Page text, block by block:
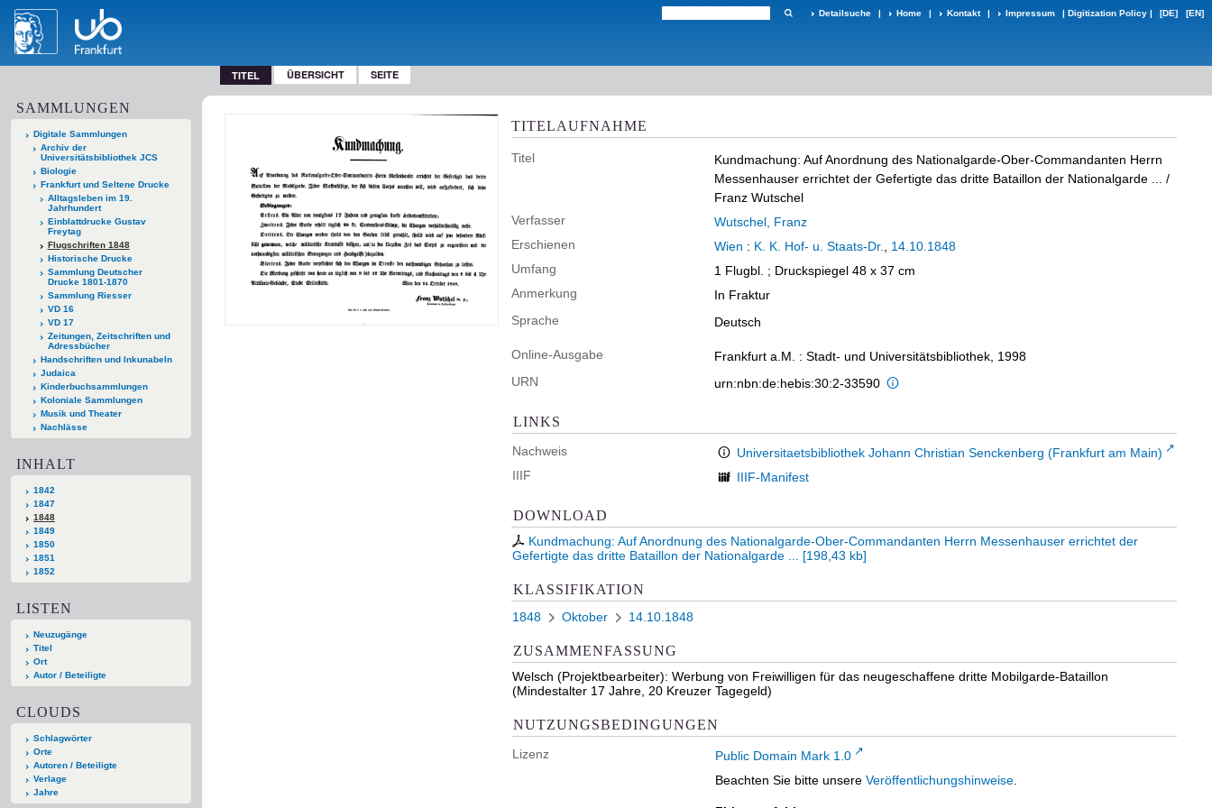
Detailsuche | Home | Kontakt | Impressum | Digitization Policy | [DE] [EN]
TITEL ÜBERSICHT SEITE
SAMMLUNGEN
Digitale Sammlungen
Archiv der
Universitätsbibliothek JCS
Biologie
Frankfurt und Seltene Drucke
Alltagsleben im 19.
Jahrhundert
Einblattdrucke Gustav
Freytag
Flugschriften 1848
Historische Drucke
Sammlung Deutscher
Drucke 1801-1870
Sammlung Riesser
VD 16
VD 17
Zeitungen, Zeitschriften und
Adressbücher
Handschriften und Inkunabeln
Judaica
Kinderbuchsammlungen
Koloniale Sammlungen
Musik und Theater
Nachlässe
INHALT
1842
1847
1848
1849
1850
1851
1852
LISTEN
Neuzugänge
Titel
Ort
Autor / Beteiligte
CLOUDS
Schlagwörter
Orte
Autoren / Beteiligte
Verlage
Jahre
TITELAUFNAHME
Titel
Kundmachung: Auf Anordnung des Nationalgarde-Ober-Commandanten Herrn
Messenhauser errichtet der Gefertigte das dritte Bataillon der Nationalgarde ...
/
Franz Wutschel
Verfasser
Wutschel, Franz
Erschienen
Wien : K. K. Hof- u. Staats-Dr.
14.10.1848
Umfang
1 Flugbl. ; Druckspiegel 48 x 37 cm
Anmerkung
In Fraktur
Sprache
Deutsch
Online-Ausgabe
Frankfurt a.M. : Stadt- und Universitätsbibliothek, 1998
URN
urn:nbn:de:hebis:30:2-33590
LINKS
Nachweis
Universitaetsbibliothek Johann Christian Senckenberg (Frankfurt am Main)
IIIF
IIIF-Manifest
DOWNLOAD
Kundmachung: Auf Anordnung des Nationalgarde-Ober-Commandanten Herrn Messenhauser errichtet der
Gefertigte das dritte Bataillon der Nationalgarde ...
[198,43 kb]
KLASSIFIKATION
1848 Oktober 14.10.1848
ZUSAMMENFASSUNG
Welsch (Projektbearbeiter): Werbung von Freiwilligen für das neugeschaffene dritte Mobilgarde-Bataillon
(Mindestalter 17 Jahre, 20 Kreuzer Tagegeld)
NUTZUNGSBEDINGUNGEN
Lizenz Public Domain Mark 1.0
Beachten Sie bitte unsere Veröffentlichungshinweise